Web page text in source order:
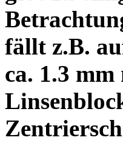
fällt z.B.
ca. 1.3